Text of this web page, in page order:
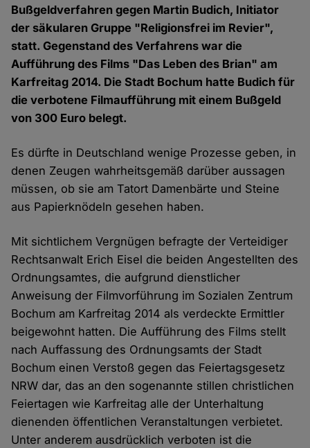
Bußgeldverfahren gegen Martin Budich, Initiator
der säkularen Gruppe "Religionsfrei im Revier",
statt. Gegenstand des Verfahrens war die
Aufführung des Films "Das Leben des Brian" am
Karfreitag 2014. Die Stadt Bochum hatte Budich für
die verbotene Filmaufführung mit einem Bußgeld
von 300 Euro belegt.
Es dürfte in Deutschland wenige Prozesse geben, in
denen Zeugen wahrheitsgemäß darüber aussagen
müssen, ob sie am Tatort Damenbärte und Steine
aus Papierknödeln gesehen haben.
Mit sichtlichem Vergnügen befragte der Verteidiger
Rechtsanwalt Erich Eisel die beiden Angestellten des
Ordnungsamtes, die aufgrund dienstlicher
Anweisung der Filmvorführung im Sozialen Zentrum
Bochum am Karfreitag 2014 als verdeckte Ermittler
beigewohnt hatten. Die Aufführung des Films stellt
nach Auffassung des Ordnungsamts der Stadt
Bochum einen Verstoß gegen das Feiertagsgesetz
NRW dar, das an den sogenannte stillen christlichen
Feiertagen wie Karfreitag alle der Unterhaltung
dienenden öffentlichen Veranstaltungen verbietet.
Unter anderem ausdrücklich verboten ist die